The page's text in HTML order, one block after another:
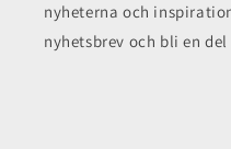
nyheterna och
nyhetsbrev och bli en